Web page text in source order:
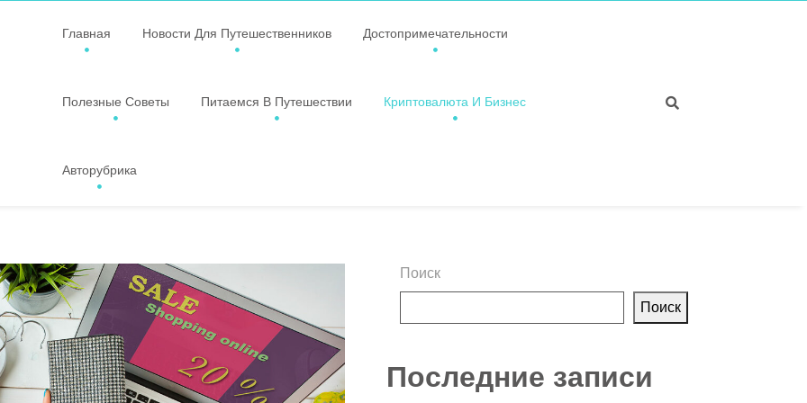
Главная Новости Для Путешественников Достопримечательности
Полезные Советы Питаемся В Путешествии Криптовалюта И Бизнес
Авторубрика
Поиск
Поиск
Последние записи